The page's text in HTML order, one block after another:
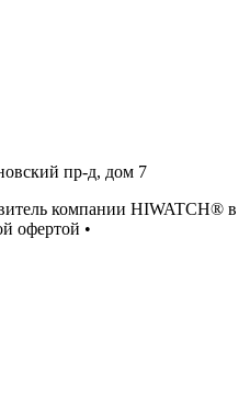
пр-д, дом 7
компании HIWATCH® в
офертой •